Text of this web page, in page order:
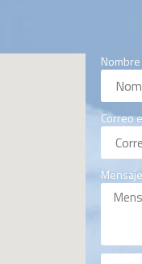
Nombre
Correo
Mensaje